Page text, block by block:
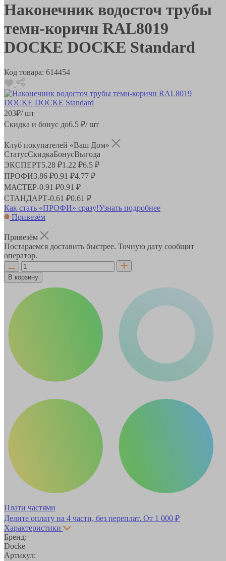
Наконечник водосточ трубы
темн-коричн RAL8019
DOCKE DOCKE Standard
Код товара: 614454
203₽/ шт
Скидка и бонус до6.5 ₽/ шт
Клуб покупателей «Ваш Дом»
СтатусСкидкаБонусВыгода
ЭКСПЕРТ5.28 ₽1.22 ₽6.5 ₽
ПРОФИ3.86 ₽0.91 ₽4.77 ₽
МАСТЕР-0.91 ₽0.91 ₽
СТАНДАРТ-0.61 ₽0.61 ₽
Как стать «ПРОФИ» сразу!Узнать подробнее
Привезём
Привезём
Постараемся доставить быстрее. Точную дату сообщит
оператор.
В корзину
Плати частями
Делите оплату на 4 части, без переплат. От 1 000 ₽
Характеристики
Бренд:
Docke
Артикул: